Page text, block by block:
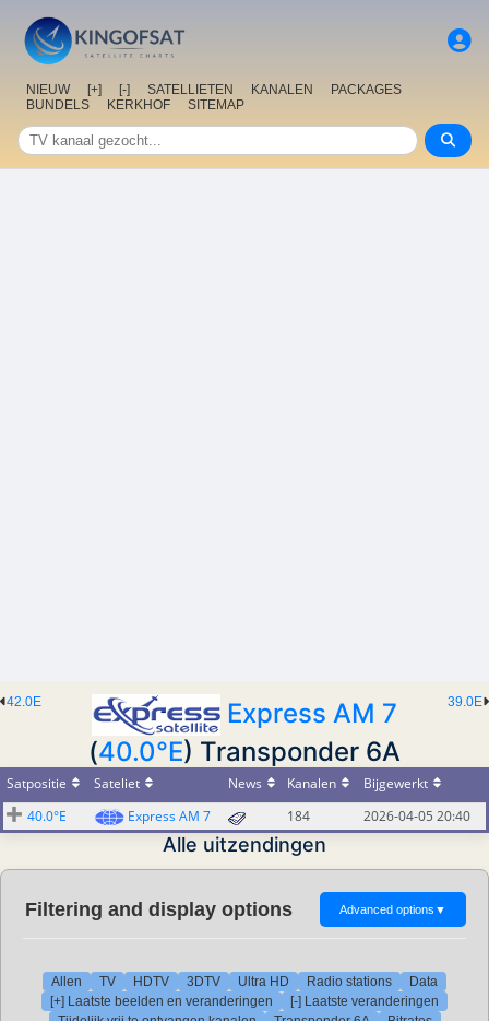
NIEUW [+] [-] SATELLIETEN KANALEN
PACKAGES
BUNDELS
KERKHOF SITEMAP
39.0E
42.0E
Express AM 7
(40.0°E) Transponder 6A
Satpositie Sateliet News Kanalen
Bijgewerkt
40.0°E
Express AM 7 184 2026-04-05 20:40
Alle uitzendingen
Filtering and display options Advanced options ▼
Allen TV HDTV 3DTV Ultra HD Radio stations
Data
[+] Laatste beelden en veranderingen
[-] Laatste veranderingen